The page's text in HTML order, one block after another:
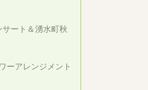
ート＆湧水町秋
アレンジメント